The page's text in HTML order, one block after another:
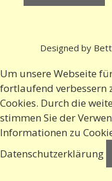
Designed by
Um unsere Webseite
fortlaufend verbessern
Cookies. Durch die
stimmen Sie der
Informationen zu
Datenschutzerklärung